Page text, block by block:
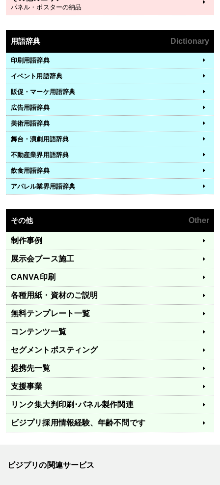
パネル・ポスターの納品
用語辞典 Dictionary
印刷用語辞典
イベント用語辞典
販促・マーケ用語辞典
広告用語辞典
美術用語辞典
舞台・演劇用語辞典
不動産業界用語辞典
飲食用語辞典
アパレル業界用語辞典
その他 Other
制作事例
展示会ブース施工
CANVA印刷
各種用紙・資材のご説明
無料テンプレート一覧
コンテンツ一覧
セグメントポスティング
提携先一覧
支援事業
リンク集大判印刷･パネル製作関連
ビジプリ採用情報経験、年齢不問です
ビジプリの関連サービス